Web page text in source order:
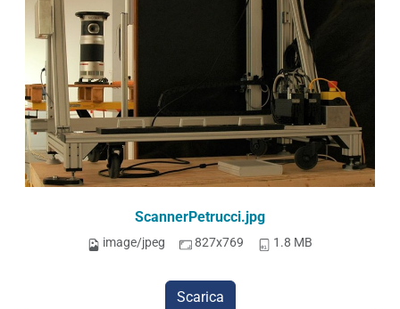
ScannerPetrucci.jpg
image/jpeg 827x769 1.8 MB
Scarica